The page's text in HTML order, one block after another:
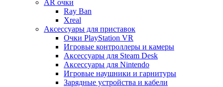
AR очки
Ray Ban
Xreal
Аксессуары для приставок
Очки PlayStation VR
Игровые контроллеры и камеры
Аксессуары для Steam Desk
Аксессуары для Nintendo
Игровые наушники и гарнитуры
Зарядные устройства и кабели